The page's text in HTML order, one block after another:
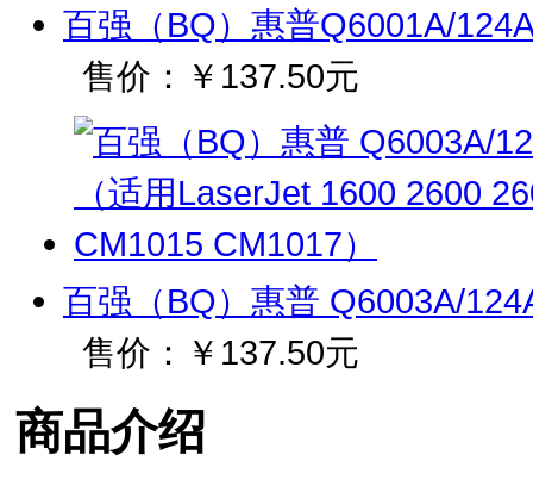
百强（BQ）惠普Q6001A/
售价： ￥137.50元
百强（BQ）惠普 Q6003A/
售价： ￥137.50元
商品介绍